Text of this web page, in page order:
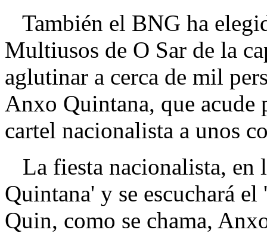
También el BNG ha
Multiusos de O Sar de la
aglutinar a cerca de mil
Anxo Quintana, que acude
cartel nacionalista a unos
La fiesta nacionalista, en
Quintana' y se escuchará
Quin, como se chama,